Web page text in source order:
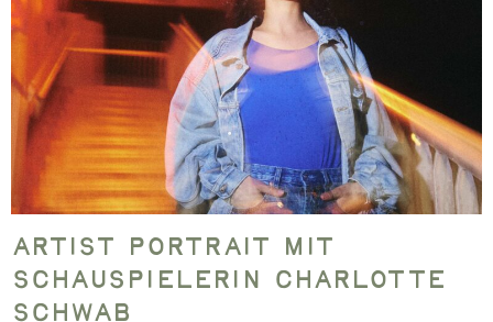
Artist Portrait mit
Schauspielerin Charlotte
Schwab